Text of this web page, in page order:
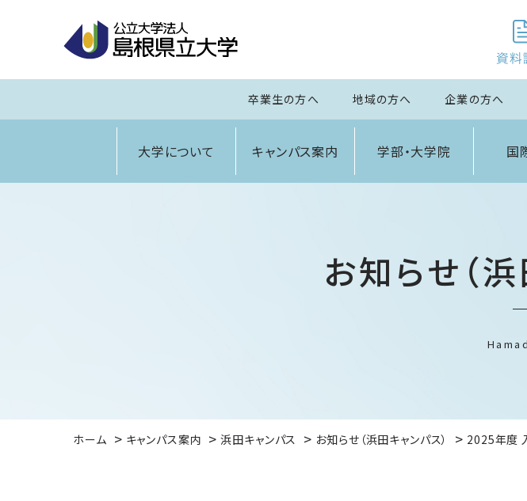
卒業生の方へ 地域の方へ 企業の方へ
大学について キャンパス案内 学部・大学院 国
お知らせ（浜
ホーム キャンパス案内 浜田キャンパス お知らせ（浜田キャンパス） 2025年度